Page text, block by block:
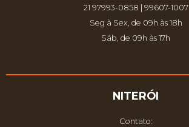
21 97993-0858 | 99607-1007
Seg à Sex, de 09h às 18h
Sáb, de 09h às 17h
NITERÓI
Contato: